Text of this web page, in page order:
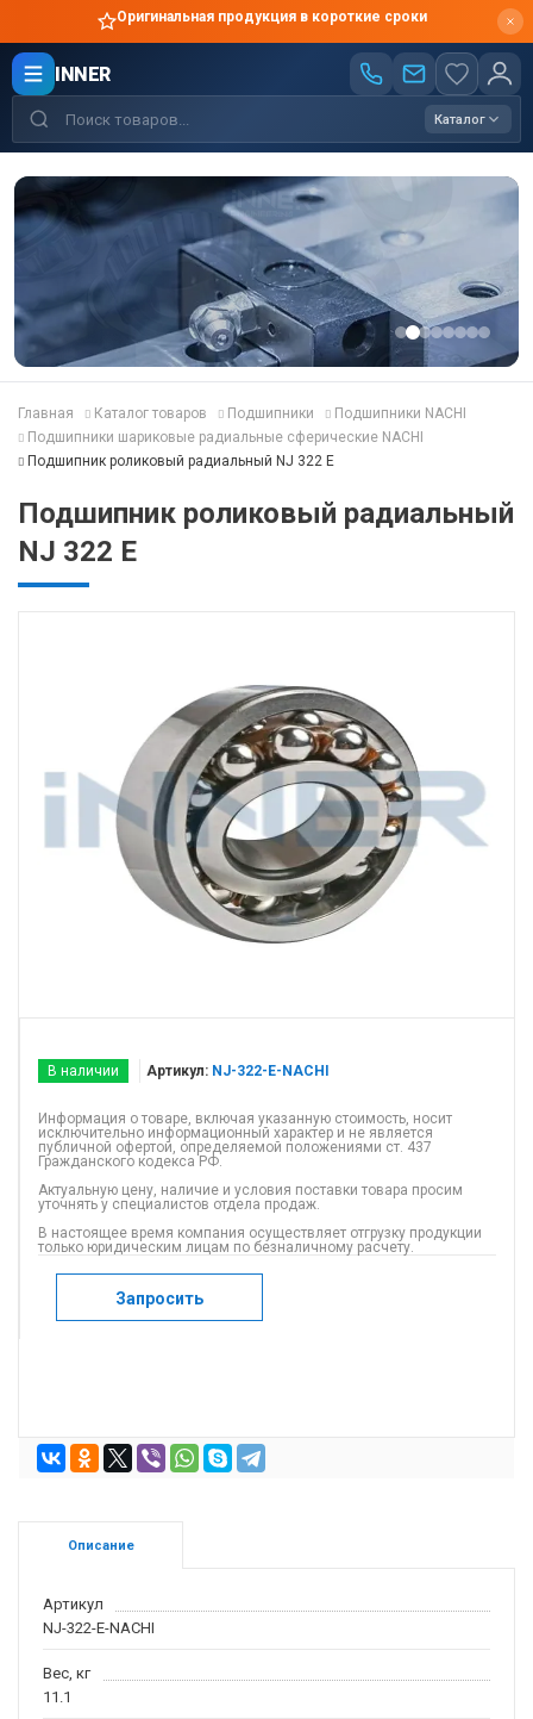
Оригинальная продукция в короткие сроки
INNER
Каталог
Главная Каталог товаров Подшипники
Подшипники NACHI
Подшипники шариковые радиальные сферические NACHI
Подшипник роликовый радиальный NJ 322 E
Подшипник роликовый радиальный
NJ 322 E
В наличии Артикул: NJ-322-E-NACHI
Информация о товаре, включая указанную стоимость, носит
исключительно информационный характер и не является
публичной офертой, определяемой положениями ст. 437
Гражданского кодекса РФ.
Актуальную цену, наличие и условия поставки товара просим
уточнять у специалистов отдела продаж.
В настоящее время компания осуществляет отгрузку продукции
только юридическим лицам по безналичному расчету.
Запросить
Описание
Артикул
NJ-322-E-NACHI
Вес, кг
11.1